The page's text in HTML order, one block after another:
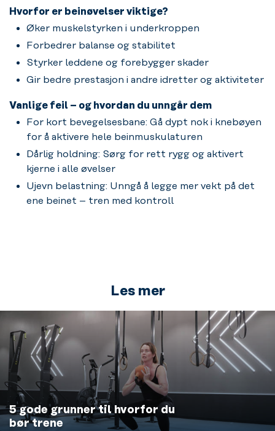
Hvorfor er beinøvelser viktige?
Øker muskelstyrken i underkroppen
Forbedrer balanse og stabilitet
Styrker leddene og forebygger skader
Gir bedre prestasjon i andre idretter og aktiviteter
Vanlige feil – og hvordan du unngår dem
For kort bevegelsesbane: Gå dypt nok i knebøyen
for å aktivere hele beinmuskulaturen
Dårlig holdning: Sørg for rett rygg og aktivert
kjerne i alle øvelser
Ujevn belastning: Unngå å legge mer vekt på det
ene beinet – tren med kontroll
Les mer
5 gode grunner til hvorfor du
bør trene